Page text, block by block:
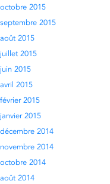
octobre 2015
septembre 2015
août 2015
juillet 2015
juin 2015
avril 2015
février 2015
janvier 2015
décembre 2014
novembre 2014
octobre 2014
août 2014